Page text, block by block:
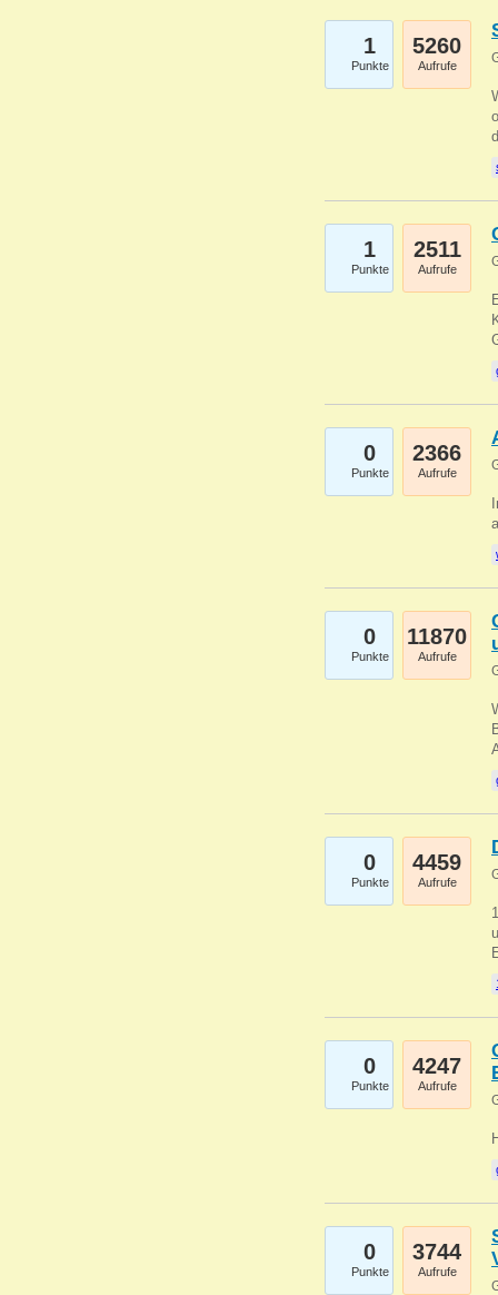
1
Punkte
5260
Aufrufe
1
Punkte
2511
Aufrufe
0
Punkte
2366
Aufrufe
0
Punkte
11870
Aufrufe
0
Punkte
4459
Aufrufe
0
Punkte
4247
Aufrufe
0
Punkte
3744
Aufrufe